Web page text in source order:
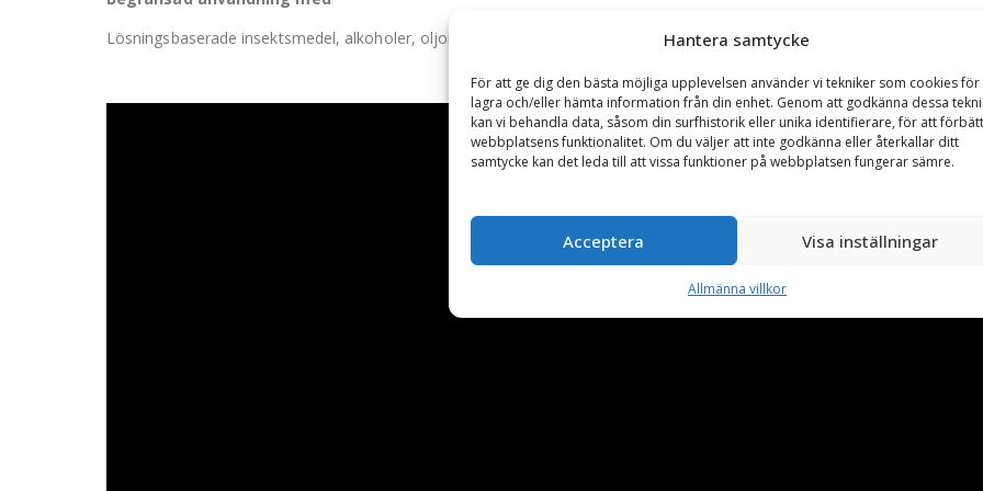
Hantera samtycke
För att ge dig den bästa möjliga upplevelsen använder vi tekniker som cookies
lagra och/eller hämta information från din enhet. Genom att godkänna dessa
kan vi behandla data, såsom din surfhistorik eller unika identifierare, för att
webbplatsens funktionalitet. Om du väljer att inte godkänna eller återkallar ditt
samtycke kan det leda till att vissa funktioner på webbplatsen fungerar sämre.
Acceptera Visa inställningar
Allmänna villkor
Lösningsbaserade insektsmedel, alkoholer, oljor, lösningsmedel och petroleum biprodukter